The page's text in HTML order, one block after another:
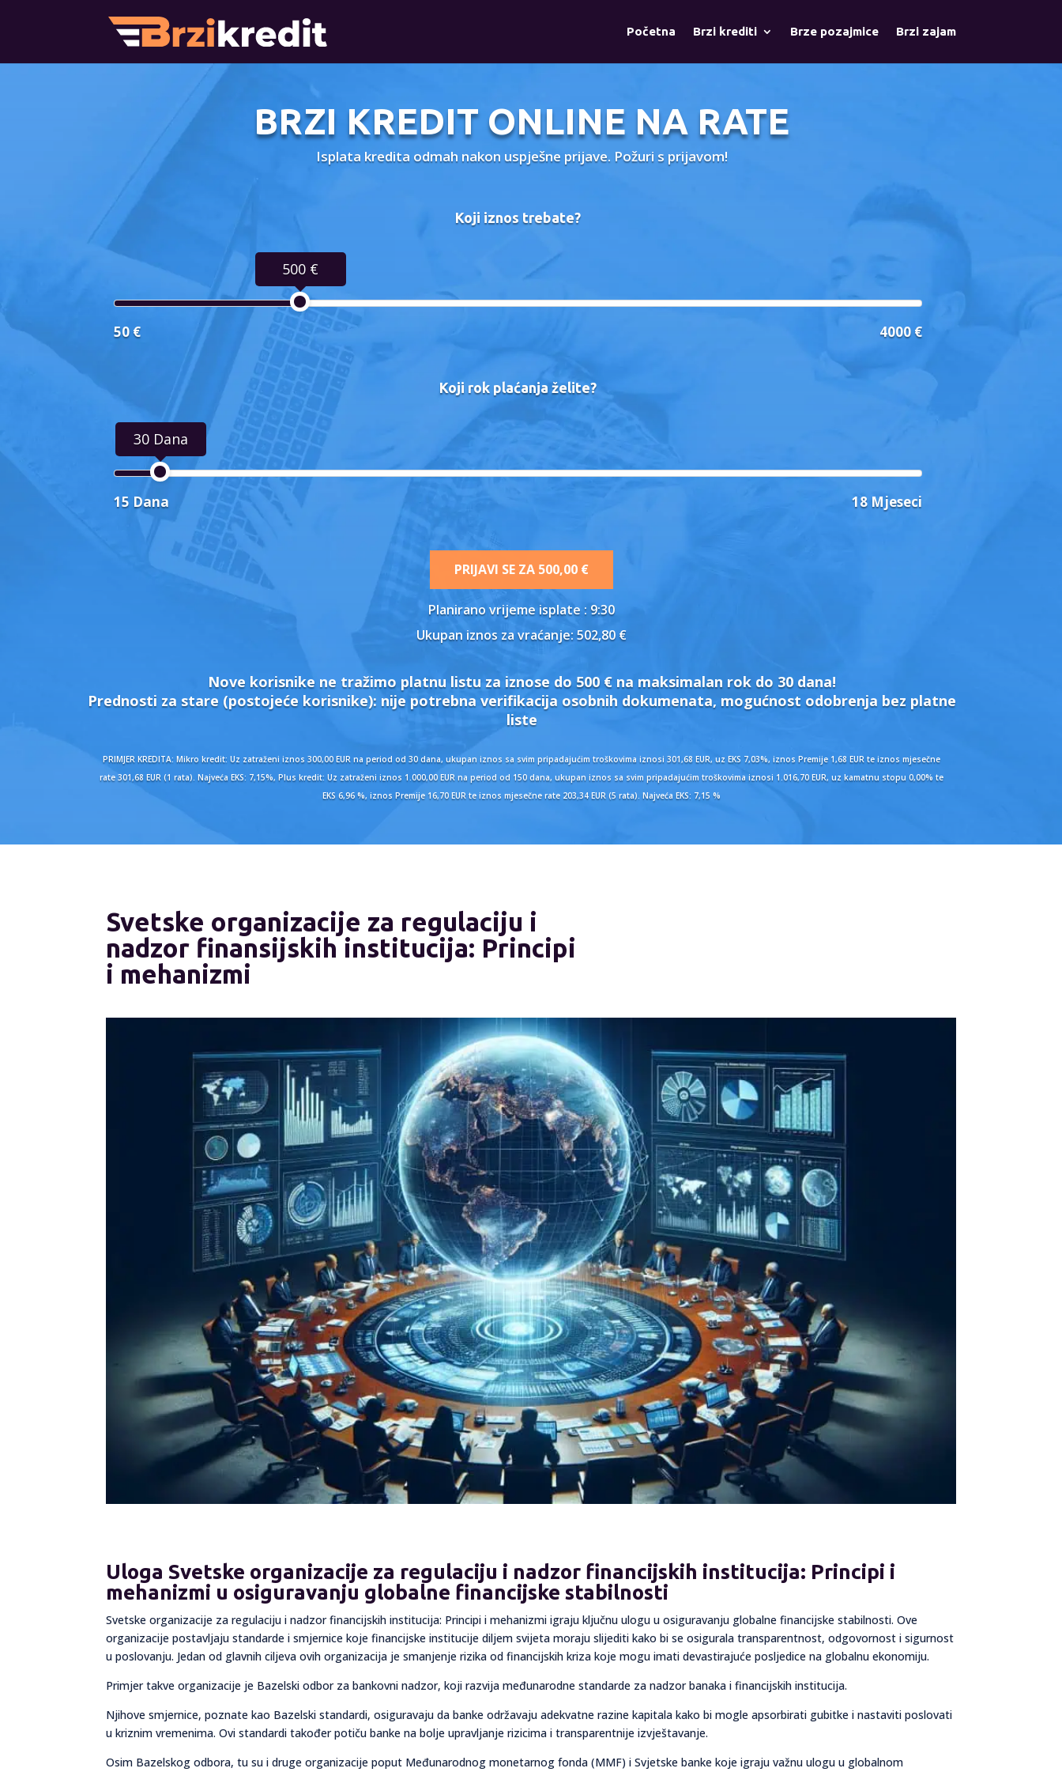
Početna Brzi krediti Brze pozajmice Brzi zajam
BRZI KREDIT ONLINE NA RATE
Isplata kredita odmah nakon uspješne prijave. Požuri s prijavom!
Koji iznos trebate?
500 €
50 € 4000 €
Koji rok plaćanja želite?
30 Dana
15 Dana 18 Mjeseci
PRIJAVI SE ZA 500,00 €
Planirano vrijeme isplate : 9:30
Ukupan iznos za vraćanje: 502,80 €
Nove korisnike ne tražimo platnu listu za iznose do 500 € na maksimalan rok do 30 dana!
Prednosti za stare (postojeće korisnike): nije potrebna verifikacija osobnih dokumenata, mogućnost odobrenja bez platne
liste
PRIMJER KREDITA: Mikro kredit: Uz zatraženi iznos 300,00 EUR na period od 30 dana, ukupan iznos sa svim pripadajućim troškovima iznosi 301,68 EUR, uz EKS 7,03%, iznos Premije 1,68 EUR te iznos mjesečne
rate 301,68 EUR (1 rata). Najveća EKS: 7,15%, Plus kredit: Uz zatraženi iznos 1.000,00 EUR na period od 150 dana, ukupan iznos sa svim pripadajućim troškovima iznosi 1.016,70 EUR, uz kamatnu stopu 0,00% te
EKS 6,96 %, iznos Premije 16,70 EUR te iznos mjesečne rate 203,34 EUR (5 rata). Najveća EKS: 7,15 %
Svetske organizacije za regulaciju i
nadzor finansijskih institucija: Principi
i mehanizmi
Uloga Svetske organizacije za regulaciju i nadzor financijskih institucija: Principi i
mehanizmi u osiguravanju globalne financijske stabilnosti
Svetske organizacije za regulaciju i nadzor financijskih institucija: Principi i mehanizmi igraju ključnu ulogu u osiguravanju globalne financijske stabilnosti. Ove
organizacije postavljaju standarde i smjernice koje financijske institucije diljem svijeta moraju slijediti kako bi se osigurala transparentnost, odgovornost i sigurnost
u poslovanju. Jedan od glavnih ciljeva ovih organizacija je smanjenje rizika od financijskih kriza koje mogu imati devastirajuće posljedice na globalnu ekonomiju.
Primjer takve organizacije je Bazelski odbor za bankovni nadzor, koji razvija međunarodne standarde za nadzor banaka i financijskih institucija.
Njihove smjernice, poznate kao Bazelski standardi, osiguravaju da banke održavaju adekvatne razine kapitala kako bi mogle apsorbirati gubitke i nastaviti poslovati
u kriznim vremenima. Ovi standardi također potiču banke na bolje upravljanje rizicima i transparentnije izvještavanje.
Osim Bazelskog odbora, tu su i druge organizacije poput Međunarodnog monetarnog fonda (MMF) i Svjetske banke koje igraju važnu ulogu u globalnom